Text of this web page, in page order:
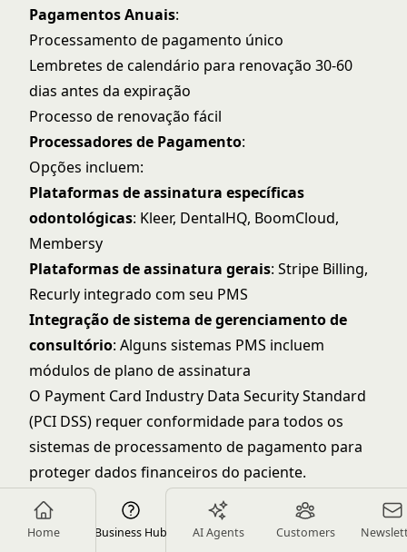
Home Business Hub AI Agents Customers
Pagamentos Anuais:
Processamento de pagamento único
Lembretes de calendário para renovação 30-60
dias antes da expiração
Processo de renovação fácil
Processadores de Pagamento:
Opções incluem:
Plataformas de assinatura específicas
odontológicas: Kleer, DentalHQ, BoomCloud,
Membersy
Plataformas de assinatura gerais: Stripe Billing,
Recurly integrado com seu PMS
Integração de sistema de gerenciamento de
consultório: Alguns sistemas PMS incluem
módulos de plano de assinatura
O Payment Card Industry Data Security Standard
(PCI DSS) requer conformidade para todos os
sistemas de processamento de pagamento para
proteger dados financeiros do paciente.
Escolha baseado em recursos, custo (tipicamente
2-3% + $0,30 por transação) e integração com